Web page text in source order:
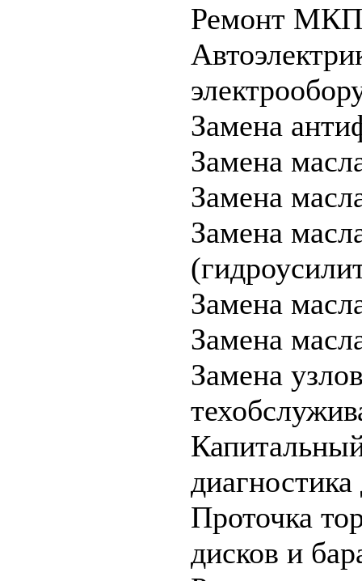
Ремонт
Замена
Замена
Замена
Замена
Замена
Замена
Замена
диагностика
Проточка
дисков и